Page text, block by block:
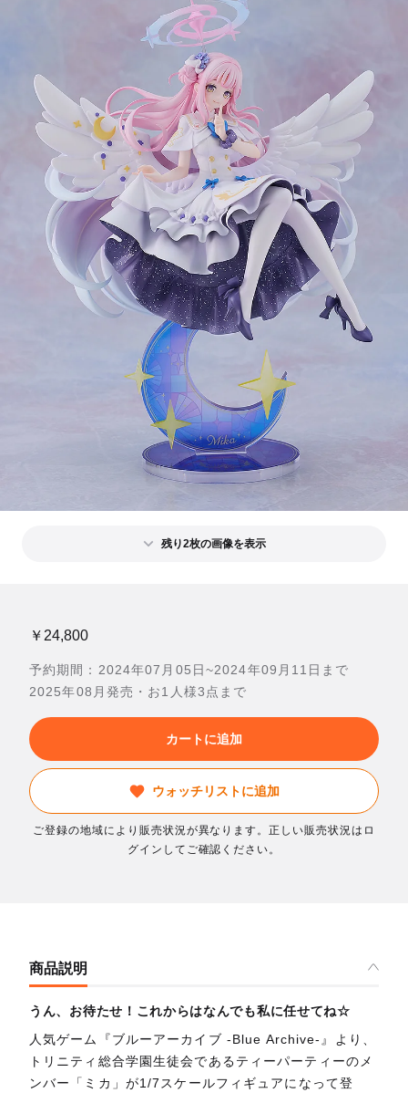
残り2枚の画像を表示
￥24,800
予約期間：2024年07月05日~2024年09月11日まで
2025年08月発売・お1人様3点まで
カートに追加
ウォッチリストに追加
ご登録の地域により販売状況が異なります。正しい販売状況はロ
グインしてご確認ください。
商品説明
うん、お待たせ！これからはなんでも私に任せてね☆
人気ゲーム『ブルーアーカイブ -Blue Archive-』より、
トリニティ総合学園生徒会であるティーパーティーのメ
ンバー「ミカ」が1/7スケールフィギュアになって登